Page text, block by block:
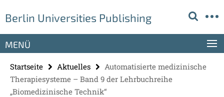
direkt
Inhalt
Berlin Universities Publishing
Service-
MENÜ
Startseite Aktuelles
Automatisierte medizinische
Therapiesysteme – Band 9 der Lehrbuchreihe
„Biomedizinische Technik“